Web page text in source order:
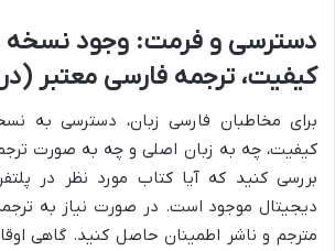
دسترسی و فرمت: وجود نسخه
کیفیت، ترجمه فارسی معتبر
برای مخاطبان فارسی زبان، دسترسی به
کیفیت، چه به زبان اصلی و چه به صورت
بررسی کنید که آیا کتاب مورد نظر در
دیجیتال موجود است. در صورت نیاز به
مترجم و ناشر اطمینان حاصل کنید. گاهی